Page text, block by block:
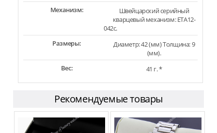
Механизм:
Швейцарский серийный
кварцевый механизм: ETA12-
042c.
Размеры:
Диаметр: 42 (мм) Толщина: 9
(мм).
Вес:
41 г. *
Рекомендуемые товары